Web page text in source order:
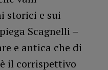
storici e sui
Scagnelli –
e antica che di
il corrispettivo